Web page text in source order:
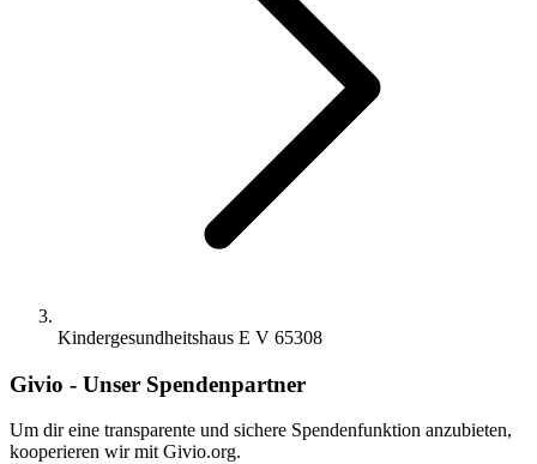
Kindergesundheitshaus E V 65308
Givio - Unser Spendenpartner
Um dir eine transparente und sichere Spendenfunktion anzubieten,
kooperieren wir mit Givio.org.